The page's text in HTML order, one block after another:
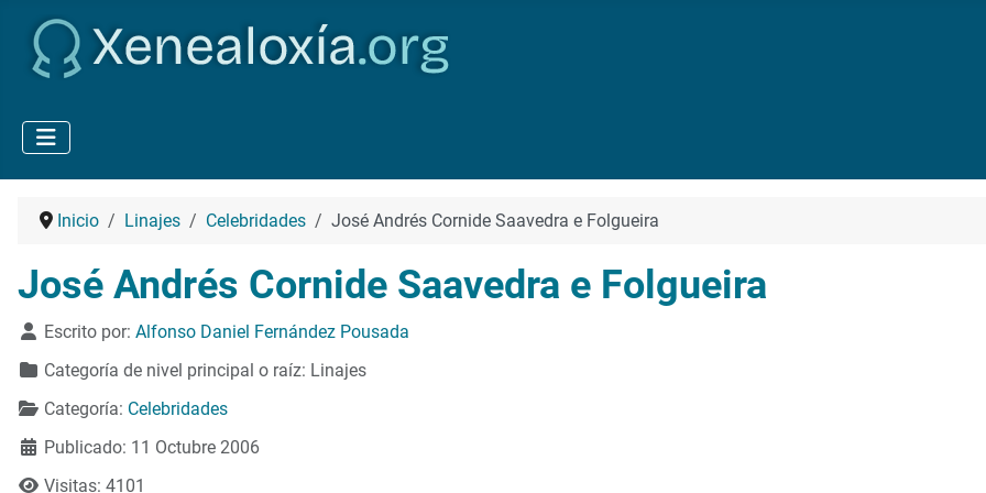
Inicio Linajes Celebridades José Andrés Cornide Saavedra e Folgueira
José Andrés Cornide Saavedra e Folgueira
Detalles
Escrito por: Alfonso Daniel Fernández Pousada
Categoría de nivel principal o raíz: Linajes
Categoría: Celebridades
Publicado: 11 Octubre 2006
Visitas: 4101